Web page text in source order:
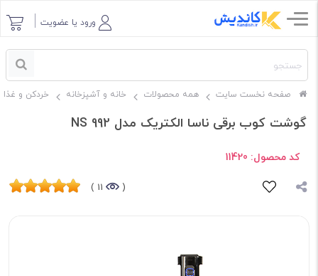
ورود یا عضویت
صفحه نخست سایت همه محصولات خانه و آشپزخانه خردکن و
گوشت کوب برقی ناسا الکتریک مدل NS 992
کد محصول: 11420
(
11 )